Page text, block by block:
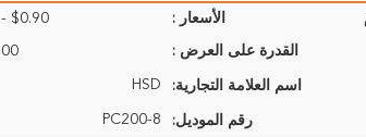
الأسعار : $0.90 - $1.30 / Kilogram
القدرة على العرض : 600 طن / طن
اسم العلامة التجارية: HSD
رقم الموديل: PC200-8